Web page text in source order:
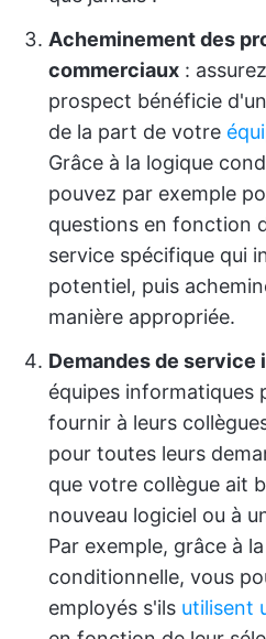
Acheminement des
commerciaux :
prospect bénéficie
de la part de votre
Grâce à la logique
pouvez par exemple
questions en fonction
service spécifique qui
potentiel, puis
manière appropriée.
Demandes de service
équipes informatiques
fournir à leurs
pour toutes leurs
que votre collègue ait
nouveau logiciel ou à
Par exemple, grâce à
conditionnelle, vous
employés s'ils utilisent